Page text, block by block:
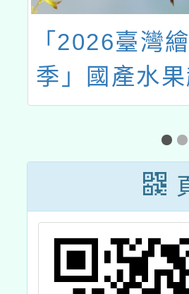
「2026臺灣
季」國產水
味繪畫比賽